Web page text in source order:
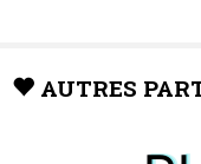
AUTRES